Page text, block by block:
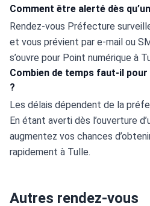
Comment être alerté dès
Rendez-vous Préfecture
et vous prévient par e-mail ou
s’ouvre pour Point numérique à
Combien de temps faut-il
?
Les délais dépendent de la
En étant averti dès l’ouverture
augmentez vos chances
rapidement à Tulle.
Autres rendez-vous